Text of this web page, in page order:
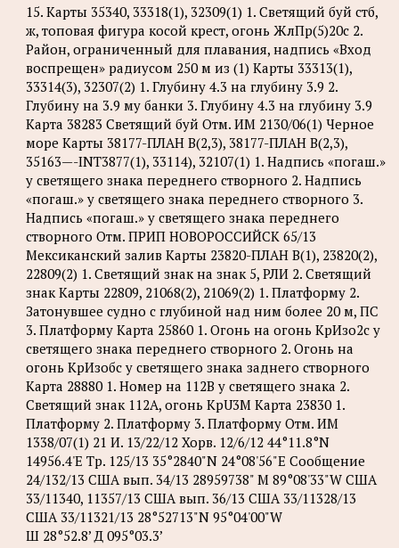
15. Карты 35340, 33318(1), 32309(1) 1. Светящий буй стб,
ж, топовая фигура косой крест, огонь ЖлПр(5)20с 2.
Район, ограниченный для плавания, надпись «Вход
воспрещен» радиусом 250 м из (1) Карты 33313(1),
33314(3), 32307(2) 1. Глубину 4.3 на глубину 3.9 2.
Глубину на 3.9 му банки 3. Глубину 4.3 на глубину 3.9
Карта 38283 Светящий буй Отм. ИМ 2130/06(1) Черное
море Карты 38177-ПЛАН B(2,3), 38177-ПЛАН B(2,3),
35163—-INT3877(1), 33114), 32107(1) 1. Надпись «погаш.»
у светящего знака переднего створного 2. Надпись
«погаш.» у светящего знака переднего створного 3.
Надпись «погаш.» у светящего знака переднего
створного Отм. ПРИП НОВОРОССИЙСК 65/13
Мексиканский залив Карты 23820-ПЛАН B(1), 23820(2),
22809(2) 1. Светящий знак на знак 5, РЛИ 2. Светящий
знак Карты 22809, 21068(2), 21069(2) 1. Платформу 2.
Затонувшее судно с глубиной над ним более 20 м, ПС
3. Платформу Карта 25860 1. Огонь на огонь КрИзо2с у
светящего знака переднего створного 2. Огонь на
огонь КрИзобс у светящего знака заднего створного
Карта 28880 1. Номер на 112B у светящего знака 2.
Светящий знак 112A, огонь KpU3M Карта 23830 1.
Платформу 2. Платформу 3. Платформу Отм. ИМ
1338/07(1) 21 И. 13/22/12 Хорв. 12/6/12 44°11.8°N
14956.4'Е Tp. 125/13 35°2840"N 24°08'56"Е Сообщение
24/132/13 США вып. 34/13 28959738" М 89°08'33"W США
33/11340, 11357/13 США вып. 36/13 США 33/11328/13
США 33/11321/13 28°52713"N 95°04'00"W
Ш 28°52.8’ Д 095°03.3’